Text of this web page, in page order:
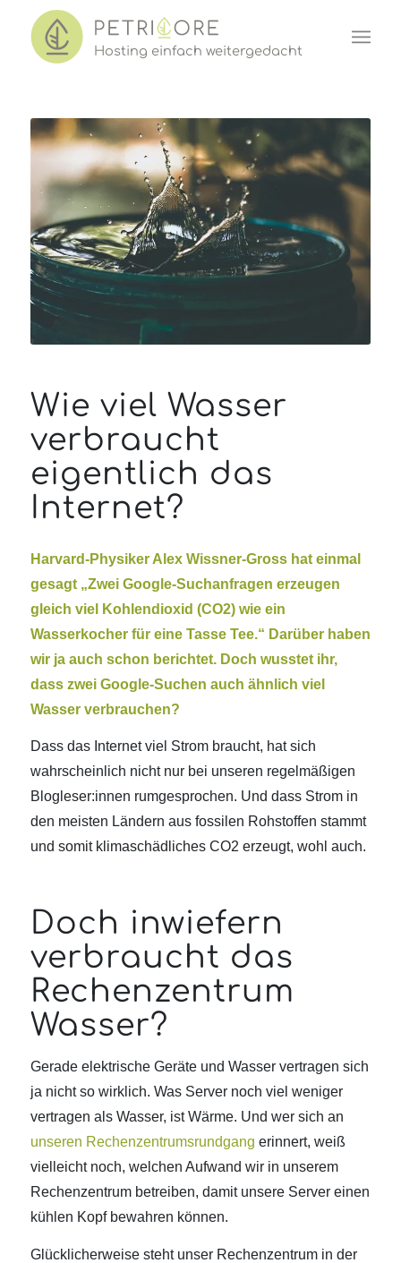
Hosting einfach weiter gedacht
Wie viel Wasser
verbraucht
eigentlich das
Internet?
Harvard-Physiker Alex Wissner-Gross hat einmal
gesagt „Zwei Google-Suchanfragen erzeugen
gleich viel Kohlendioxid (CO2) wie ein
Wasserkocher für eine Tasse Tee.“ Darüber haben
wir ja auch schon berichtet. Doch wusstet ihr,
dass zwei Google-Suchen auch ähnlich viel
Wasser verbrauchen?
Dass das Internet viel Strom braucht, hat sich
wahrscheinlich nicht nur bei unseren regelmäßigen
Blogleser:innen rumgesprochen. Und dass Strom in
den meisten Ländern aus fossilen Rohstoffen stammt
und somit klimaschädliches CO2 erzeugt, wohl auch.
Doch inwiefern
verbraucht das
Rechenzentrum
Wasser?
Gerade elektrische Geräte und Wasser vertragen sich
ja nicht so wirklich. Was Server noch viel weniger
vertragen als Wasser, ist Wärme. Und wer sich an
unseren Rechenzentrumsrundgang erinnert, weiß
vielleicht noch, welchen Aufwand wir in unserem
Rechenzentrum betreiben, damit unsere Server einen
kühlen Kopf bewahren können.
Glücklicherweise steht unser Rechenzentrum in der